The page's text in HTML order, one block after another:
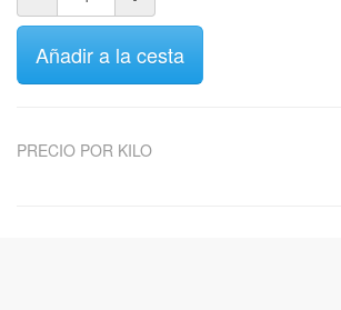
Añadir a la cesta
PRECIO POR KILO